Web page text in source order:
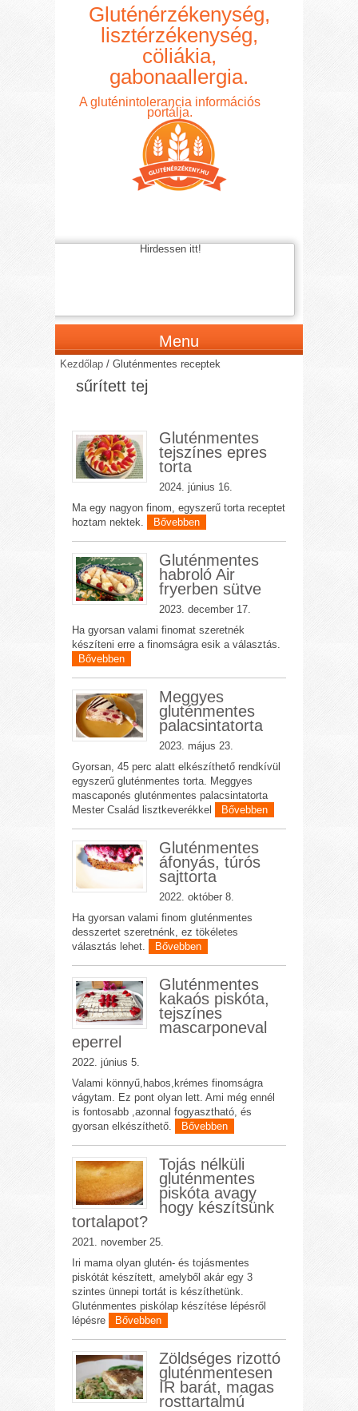
Gluténérzékenység,
lisztérzékenység,
cöliákia,
gabonaallergia.
A gluténintolerancia információs
portálja.
Hirdessen itt!
Menu
Kezdőlap /Gluténmentes receptek
sűrített tej
Gluténmentes
tejszínes epres
torta
2024. június 16.
Ma egy nagyon finom, egyszerű torta receptet
hoztam nektek.
Bővebben
Gluténmentes
habroló Air
fryerben sütve
2023. december 17.
Ha gyorsan valami finomat szeretnék
készíteni erre a finomságra esik a választás.
Bővebben
Meggyes
gluténmentes
palacsintatorta
2023. május 23.
Gyorsan, 45 perc alatt elkészíthető rendkívül
egyszerű gluténmentes torta. Meggyes
mascaponés gluténmentes palacsintatorta
Mester Család lisztkeverékkel
Bővebben
Gluténmentes
áfonyás, túrós
sajttorta
2022. október 8.
Ha gyorsan valami finom gluténmentes
desszertet szeretnénk, ez tökéletes
választás lehet.
Bővebben
Gluténmentes
kakaós piskóta,
tejszínes
mascarponeval
eperrel
2022. június 5.
Valami könnyű,habos,krémes finomságra
vágytam. Ez pont olyan lett. Ami még ennél
is fontosabb ,azonnal fogyasztható, és
gyorsan elkészíthető.
Bővebben
Tojás nélküli
gluténmentes
piskóta avagy
hogy készítsünk
tortalapot?
2021. november 25.
Iri mama olyan glutén- és tojásmentes
piskótát készített, amelyből akár egy 3
szintes ünnepi tortát is készíthetünk.
Gluténmentes piskólap készítése lépésről
lépésre
Bővebben
Zöldséges rizottó
gluténmentesen
IR barát, magas
rosttartalmú